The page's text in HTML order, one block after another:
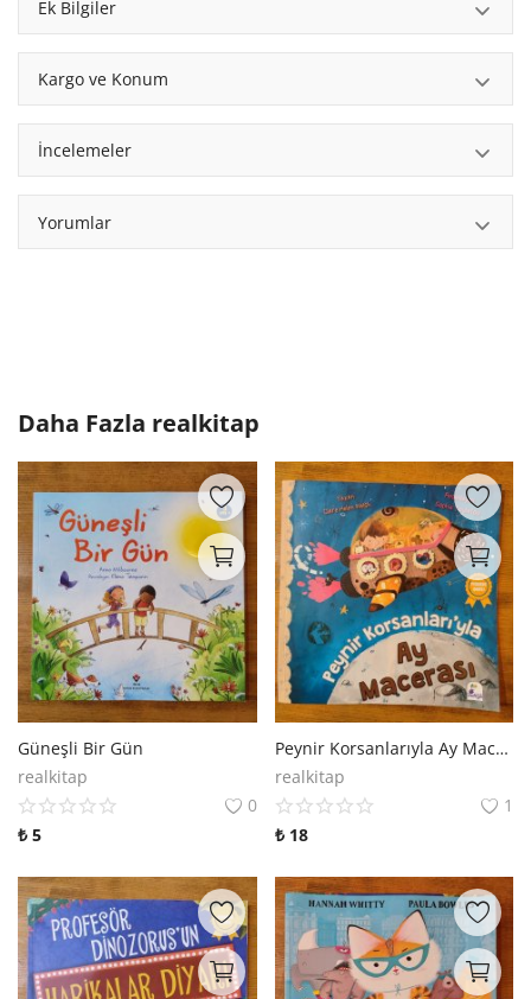
Ek Bilgiler
Kargo ve Konum
İncelemeler
Yorumlar
Daha Fazla realkitap
Güneşli Bir Gün
realkitap
0
₺ 5
Peynir Korsanlarıyla Ay Macerası
realkitap
1
₺18